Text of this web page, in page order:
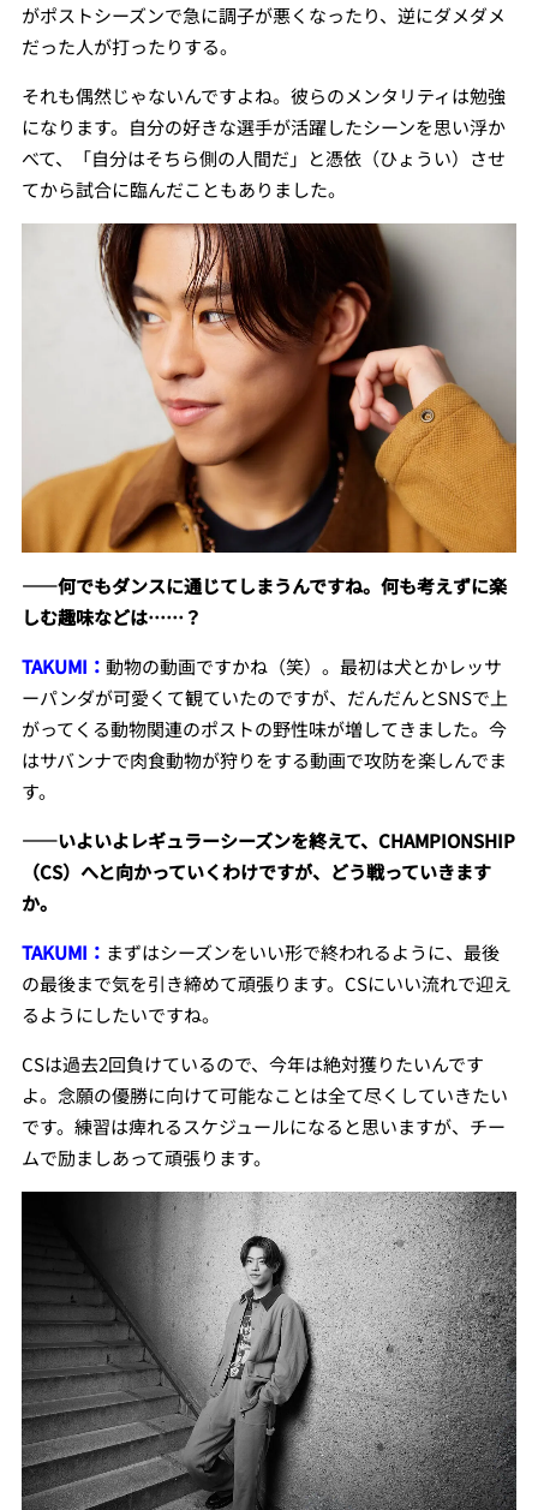
がポストシーズンで急に調子が悪くなったり、逆にダメダメ
だった人が打ったりする。
それも偶然じゃないんですよね。 彼らのメンタリティは勉強
になります。自分の好きな選手が活躍したシーンを思い浮か
べて、「自分はそちら側の人間だ」と憑依（ひょうい）させ
てから試合に臨んだこともありました。
――何でもダンスに通じてしまうんですね。何も考えずに楽
しむ趣味などは……？
TAKUMI： 動物の動画ですかね（笑）。最初は犬とかレッサ
ーパンダが可愛くて観ていたのですが、だんだんとSNSで上
がってくる動物関連のポストの野性味が増してきました。今
はサバンナで肉食動物が狩りをする動画で攻防を楽しんでま
す。
――いよいよレギュラーシーズンを終えて、CHAMPIONSHIP
（CS）へと向かっていくわけですが、どう戦っていきます
か。
TAKUMI： まずはシーズンをいい形で終われるように、最後
の最後まで気を引き締めて頑張ります。CSにいい流れで迎え
るようにしたいですね。
CSは過去2回負けているので、今年は絶対獲りたいんです
よ。念願の優勝に向けて可能なことは全て尽くしていきたい
です。練習は痺れるスケジュールになると思いますが、チー
ムで励ましあって頑張ります。